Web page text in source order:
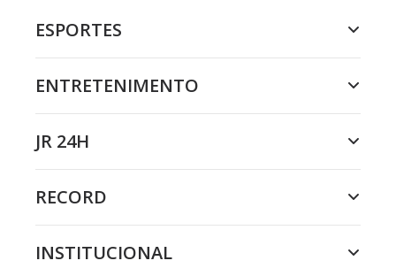
ESPORTES
ENTRETENIMENTO
JR 24H
RECORD
INSTITUCIONAL